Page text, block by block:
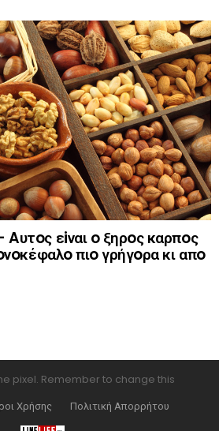
εiναι o ξηρoς καρπoς
πιo γρήγoρα κι απo
pixel. Remember to change this
Χρήσης Πολιτική Απορρήτου